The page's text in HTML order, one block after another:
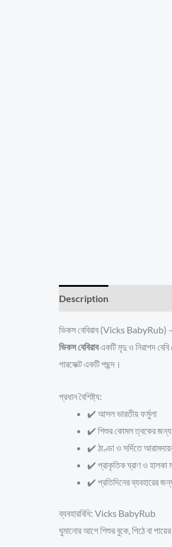
Description
ভিকস বেবিরাব (Vicks BabyRub) –
ভিকস বেবিরাবএকটি মৃদু ও নিরাপদ
পারফেক্ট একটি পছন্দ।
প্রধান বৈশিষ্ট্য:
✔️ আসল ভারতীয় ফর্মুলা
✔️ শিশুর কোমল ত্বকের জন্য
✔️ ঠাণ্ডা ও সর্দিতে
✔️ প্রাকৃতিক ঘ্রাণ ও হালকা
✔️ প্রতিদিনের ব্যবহারের
ব্যবহারবিধি: Vicks BabyRub
ঘুমানোর আগে শিশুর বুকে, পিঠে বা